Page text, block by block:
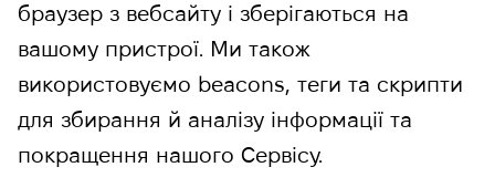
браузер з вебсайту і зберігаються на
вашому пристрої. Ми також
використовуємо beacons, теги та скрипти
для збирання й аналізу інформації та
покращення нашого Сервісу.